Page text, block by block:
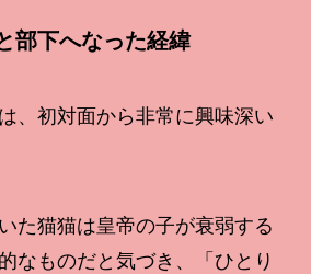
部下へなった経緯
、初対面から非常に興味深い
た猫猫は皇帝の子が衰弱する
なものだと気づき、「ひとり